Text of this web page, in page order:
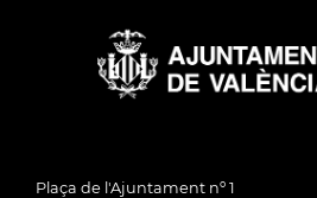
Plaça de l'Ajuntament nº 1